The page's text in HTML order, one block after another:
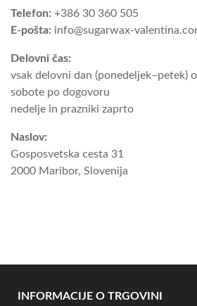
Telefon: +386 30 360 505
E-pošta: info@sugarwax-
Delovni čas:
vsak delovni dan (ponedeljek–petek)
sobote po dogovoru
nedelje in prazniki zaprto
Naslov:
Gosposvetska cesta 31
2000 Maribor, Slovenija
INFORMACIJE O TRGOVINI